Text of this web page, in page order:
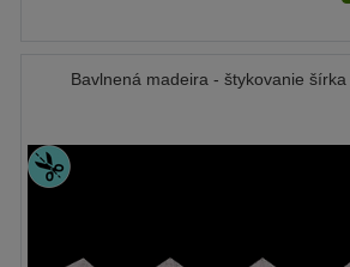
Bavlnená madeira - štykovanie